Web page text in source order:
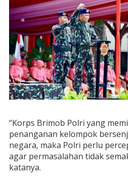
“Korps Brimob Polri yang
penanganan kelompok
negara, maka Polri perlu
agar permasalahan tidak
katanya.